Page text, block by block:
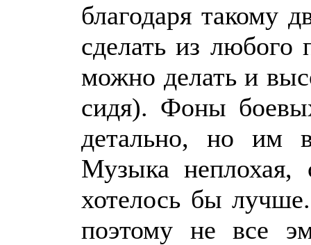
благодаря такому
сделать из
можно делать и
сидя). Фоны
детально, но им
Музыка
хотелось бы
поэтому не все